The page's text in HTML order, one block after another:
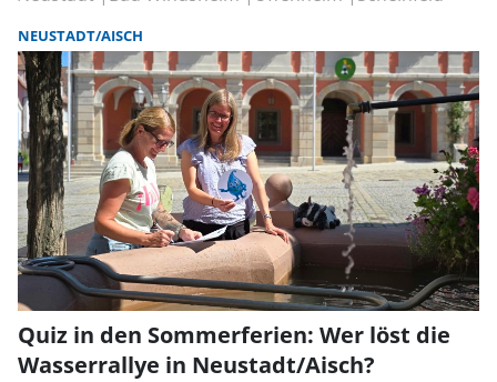
NEUSTADT/AISCH
Quiz in den Sommerferien: Wer löst die
Wasserrallye in Neustadt/Aisch?